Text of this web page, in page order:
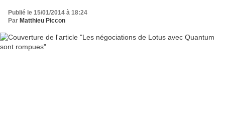
Publié le 15/01/2014 à 18:24
Par Matthieu Piccon